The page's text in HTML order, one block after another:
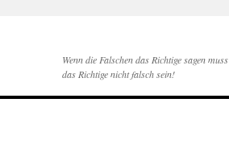
Wenn die Falschen das Richtige sagen muss
das Richtige nicht falsch sein!